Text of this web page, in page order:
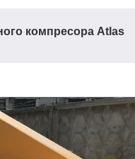
компресора Atlas